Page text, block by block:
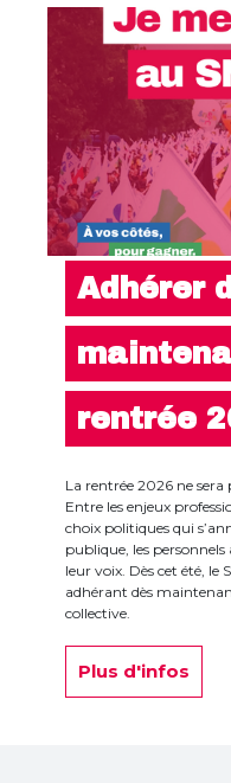
Adhérer
rentrée
La rentrée 2026 ne sera
Entre les enjeux
choix politiques qui
publique, les
leur voix. Dès cet été, le
adhérant dès
collective.
Plus d'infos